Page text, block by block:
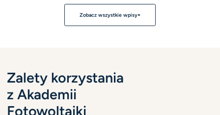
Zobacz wszystkie wpisy
Zalety korzystania
z Akademii
Fotowoltaiki